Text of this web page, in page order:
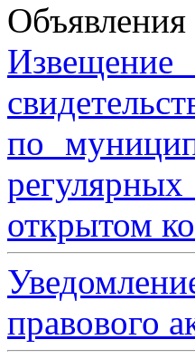
Объявления
по
открытом
правового